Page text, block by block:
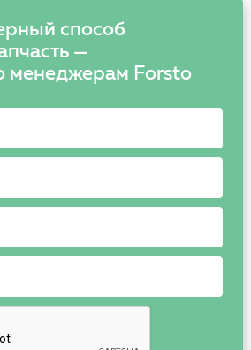
способ
—
менеджерам Forsto